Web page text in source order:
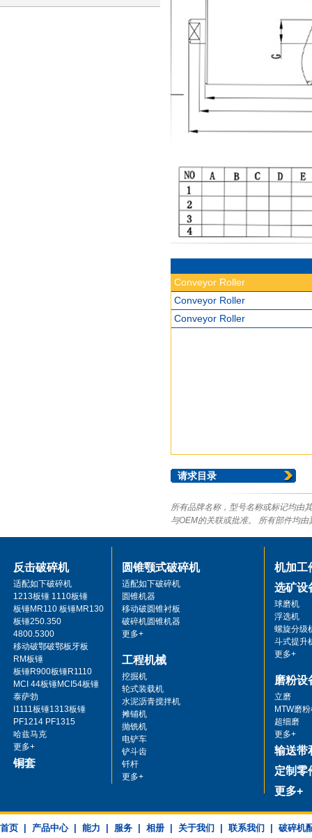
Conveyor Roller
Conveyor Roller
Conveyor Roller
请求目录
所有品牌名称，型号名称或标记均由
与OEM的关联或批准。 所有部件均
反击破碎机
适配如下破碎机
1213板锤 1110板锤
板锤MR110 板锤MR130
板锤250.350
4800.5300
移动破鄂破鄂板牙板
RM板锤
板锤R900板锤R1110
MCI 44板锤MCI54板锤
泰萨勃
I1111板锤1313板锤
PF1214 PF1315
哈兹马克
更多+
铜套
圆锥颚式破碎机
适配如下破碎机
圆锥机器
移动破圆锥衬板
破碎机圆锥机器
更多+
工程机械
挖掘机
轮式装载机
水泥沥青搅拌机
摊铺机
抛铣机
电铲车
铲斗齿
钎杆
更多+
机加工
选矿设
球磨机
浮选机
螺旋分级
斗式提升
更多+
磨粉设
立磨
MTW磨
超细磨
更多+
输送带
定制零
更多+
首页 产品中心| 能力 服务 相册 关于我们 联系我们 破碎机